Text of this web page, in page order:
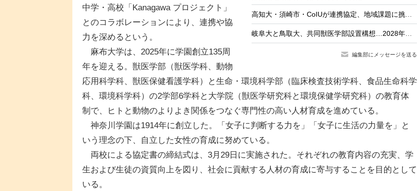
高知大・須崎市・CoIUが連携協定、地域課題に挑む「共創型人材」育成へ
岐阜大と鳥取大、共同獣医学部設置構想…2028年度の設置へ
編集部にメッセージを送る
中学・高校「Kanagawa プロジェクト」
とのコラボレーションにより、連携や協
力を深めるという。
麻布大学は、2025年に学園創立135周
年を迎える。獣医学部（獣医学科、動物
応用科学科、獣医保健看護学科）と生命・環境科学部（臨床検査技術学科、食品生命科学
科、環境科学科）の2学部6学科と大学院（獣医学研究科と環境保健学研究科）の教育体
制で、ヒトと動物のよりよき関係をつなぐ専門性の高い人材育成を進めている。
神奈川学園は1914年に創立した。「女子に判断する力を」「女子に生活の力量を」と
いう理念の下、自立した女性の育成に努めている。
両校による協定書の締結式は、3月29日に実施された。それぞれの教育内容の充実、学
生および生徒の資質向上を図り、社会に貢献する人材の育成に寄与することを目的として
いる。